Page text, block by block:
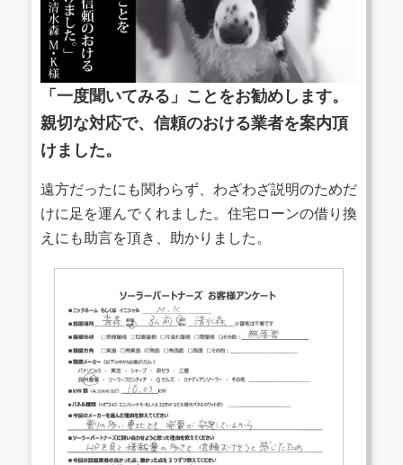
「一度聞いてみる」ことをお勧めします。
親切な対応で、信頼のおける業者を案内頂
けました。
遠方だったにも関わらず、わざわざ説明のためだ
けに足を運んでくれました。住宅ローンの借り換
えにも助言を頂き、助かりました。